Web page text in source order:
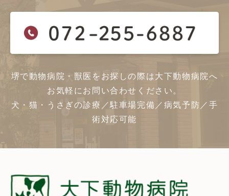
堺で動物病院・獣医をお探しの際は大下動物病院へ
お気軽にお問い合わせください。
犬・猫・うさぎの診療／駐車場完備／病気予防／手
術対応可能